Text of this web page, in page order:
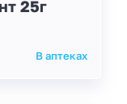
25г
В аптеках